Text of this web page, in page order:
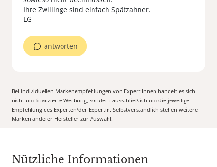
Ihre Zwillinge sind einfach Spätzahner.
LG
antworten
Bei individuellen Markenempfehlungen von Expert:Innen handelt es sich
nicht um finanzierte Werbung, sondern ausschließlich um die jeweilige
Empfehlung des Experten/der Expertin. Selbstverständlich stehen weitere
Marken anderer Hersteller zur Auswahl.
Nützliche Informationen